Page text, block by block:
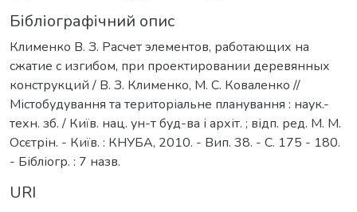
Бібліографічний опис
Клименко В. З. Расчет элементов, работающих на
сжатие с изгибом, при проектировании деревянных
конструкций / В. З. Клименко, М. С. Коваленко //
Містобудування та територіальне планування : наук.-
техн. зб. / Київ. нац. ун-т буд-ва і архіт. ; відп. ред. М. М.
Осєтрін. - Київ. : КНУБА, 2010. - Вип. 38. - С. 175 - 180.
- Бібліогр. : 7 назв.
URI